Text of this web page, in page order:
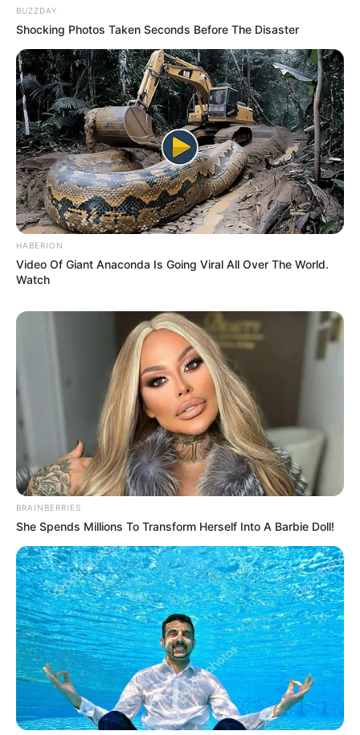
BUZZDAY
Shocking Photos Taken Seconds Before The Disaster
HABERION
Video Of Giant Anaconda Is Going Viral All Over The World.
Watch
BRAINBERRIES
She Spends Millions To Transform Herself Into A Barbie Doll!